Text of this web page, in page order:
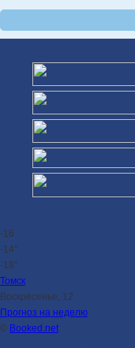
-16
-14°
-18°
Томск
Воскресенье, 12
Прогноз на неделю
© Booked.net